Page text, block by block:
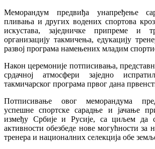
Меморандум предвиђа унапређење
пливања и других водених спортова
искустава, заједничке припреме и
организацију такмичења, едукацију
развој програма намењених младим
Након церемоније потписивања,
срдачној атмосфери заједно
такмичарског програма првог дана
Потписивање овог меморандума
успешне спортске сарадње и јачање
између Србије и Русије, са циљем да
активности обезбеде нове могућности за
тренера и националних селекција обе